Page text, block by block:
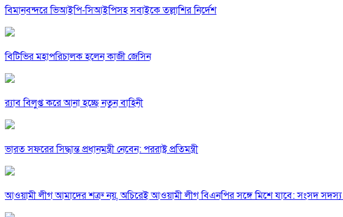
বিমানবন্দরে ভিআইপি-সিআইপিসহ সবাইকে তল্লাশির নির্দেশ
বিটিভির মহাপরিচালক হলেন কাজী জেসিন
র‍্যাব বিলুপ্ত করে আনা হচ্ছে নতুন বাহিনী
ভারত সফরের সিদ্ধান্ত প্রধানমন্ত্রী নেবেন: পররাষ্ট্র প্রতিমন্ত্রী
আওয়ামী লীগ আমাদের শত্রু নয়, অচিরেই আওয়ামী লীগ বিএনপির সঙ্গে মিশে যাবে: সংসদ সদস্য